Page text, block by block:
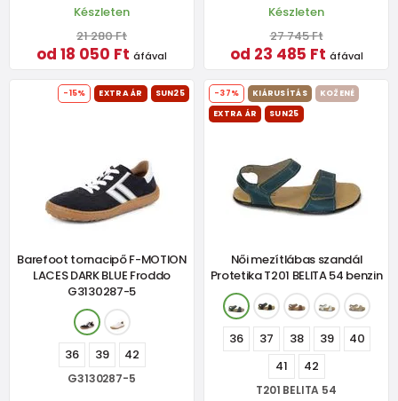
Készleten
21 280 Ft
od 18 050 Ft áfával
Készleten
27 745 Ft
od 23 485 Ft áfával
-15% EXTRA ÁR SUN25
Barefoot tornacipő F-MOTION
LACES DARK BLUE Froddo
G3130287-5
36 39 42
G3130287-5
-37% KIÁRUSÍTÁS
KOŽENÉ
EXTRA ÁR
SUN25
Női mezítlábas szandál
Protetika T201 BELITA 54 benzin
36 37 38 39
40
41
42
T201 BELITA 54